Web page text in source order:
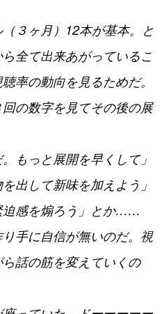
３ヶ月）12本が基本。と
全て出来あがっているこ
率の動向を見るためだ。
の数字を見てその後の展
もっと展開を早くして」
出して新味を加えよう」
迫感を煽ろう」とか……
手に自信が無いのだ。視
話の筋を変えていくの